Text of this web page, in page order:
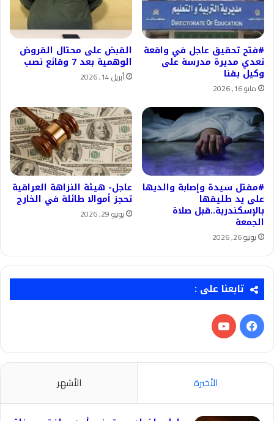
#فتح تحقيق عاجل في واقعة
تعدي مديرة مدرسة على
وكيل بقنا
مايو 16, 2026
القبض على محتال القروض
الوهمية بعد 7 وقائع نصب
أبريل 14, 2026
#مقتل سيدة وإصابة والديها
على يد طليقها
بالإسكندرية..قبل صلاة
الجمعة
يونيو 26, 2026
عاجل- هيئة النزاهة العراقية
تحجز أموالا طائلة في الخارج
يونيو 29, 2026
تابعنا على :
فيسبوك‫YouTube
الأخيرة الأشهر